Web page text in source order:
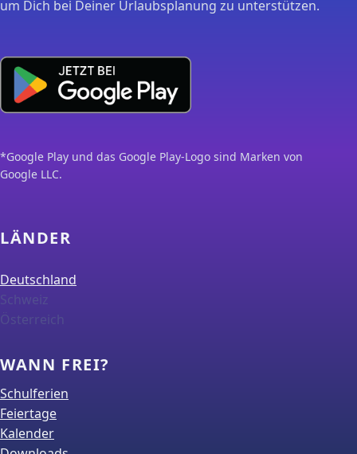
um Dich bei Deiner Urlaubsplanung zu unterstützen.
*Google Play und das Google Play-Logo sind Marken von
Google LLC.
LÄNDER
Deutschland
Schweiz
Österreich
WANN FREI?
Schulferien
Feiertage
Kalender